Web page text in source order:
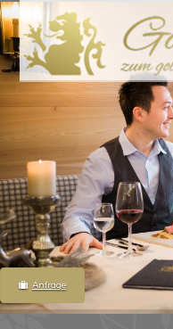
Anfrage